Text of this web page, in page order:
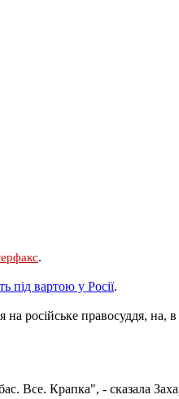
.
під вартою у Росії.
російське правосуддя, на, в
Все. Крапка", - сказала